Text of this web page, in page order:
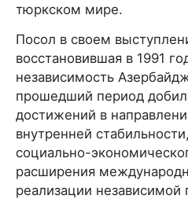
тюркском мире.
Посол в своем
восстановившая в 1991
независимость
прошедший период
достижений в
внутренней
социально-
расширения
реализации независимой